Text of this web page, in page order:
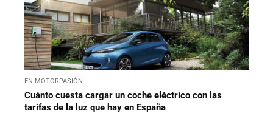
EN MOTORPASIÓN
Cuánto cuesta cargar un coche eléctrico con las
tarifas de la luz que hay en España